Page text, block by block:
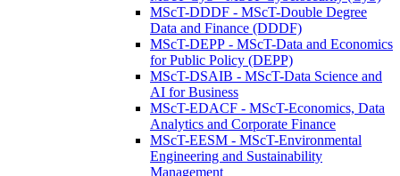
MScT-DDDF - MScT-Double Degree
Data and Finance (DDDF)
MScT-DEPP - MScT-Data and Economics
for Public Policy (DEPP)
MScT-DSAIB - MScT-Data Science and
AI for Business
MScT-EDACF - MScT-Economics, Data
Analytics and Corporate Finance
MScT-EESM - MScT-Environmental
Engineering and Sustainability
Management